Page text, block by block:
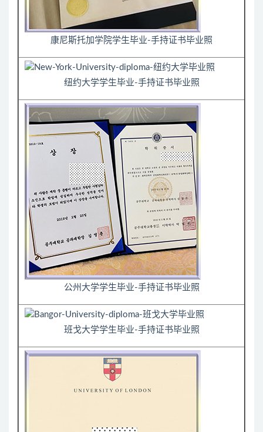
康尼斯托加学院学生毕业-手持证书毕业照
纽约大学学生毕业-手持证书毕业照
公州大学学生毕业-手持证书毕业照
班戈大学学生毕业-手持证书毕业照